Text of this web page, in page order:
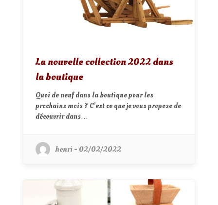
La nouvelle collection 2022 dans
la boutique
Quoi de neuf dans la boutique pour les
prochains mois ? C’est ce que je vous propose de
découvrir dans…
henri - 02/02/2022